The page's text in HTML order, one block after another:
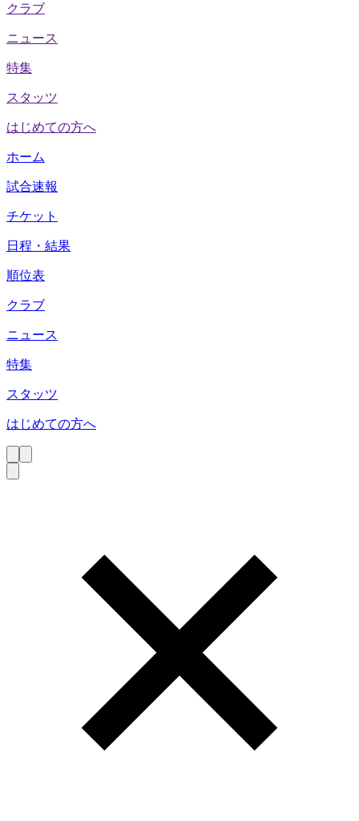
クラブ
ニュース
特集
スタッツ
はじめての方へ
ホーム
試合速報
チケット
日程・結果
順位表
クラブ
ニュース
特集
スタッツ
はじめての方へ